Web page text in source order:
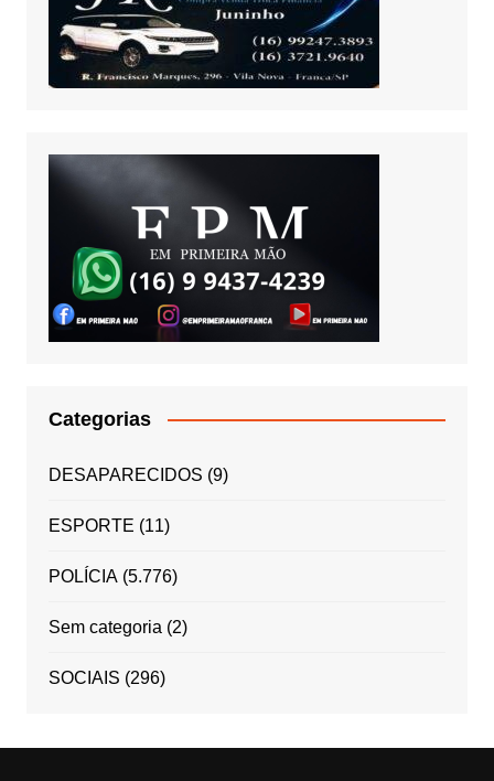
Categorias
DESAPARECIDOS (9)
ESPORTE (11)
POLÍCIA(5.776)
Sem categoria (2)
SOCIAIS (296)